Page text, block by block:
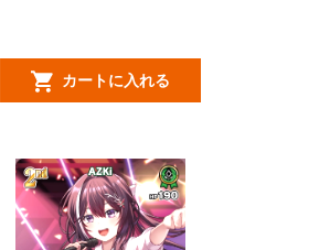
カートに入れる